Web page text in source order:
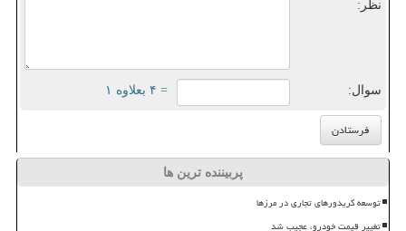
نظر:
سوال: = ۴ بعلاوه ۱
پربیننده ترین ها
توسعه کریدورهای تجاری در مرزها
تغییر قیمت خودرو، عجیب شد